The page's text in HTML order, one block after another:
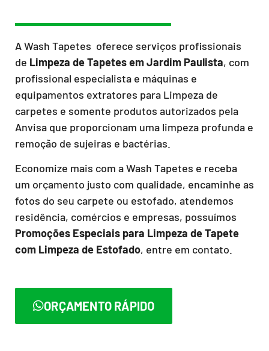
A Wash Tapetes oferece serviços profissionais
de Limpeza de Tapetesem Jardim Paulista, com
profissional especialista e máquinas e
equipamentos extratores para Limpeza de
carpetes e somente produtos autorizados pela
Anvisa que proporcionam uma limpeza profunda e
remoção de sujeiras e bactérias.
Economize mais com a Wash Tapetes e receba
um orçamento justo com qualidade, encaminhe as
fotos do seu carpete ou estofado, atendemos
residência, comércios e empresas, possuímos
Promoções Especiais para Limpeza de Tapete
com Limpeza de Estofado, entre em contato.
ORÇAMENTO RÁPIDO